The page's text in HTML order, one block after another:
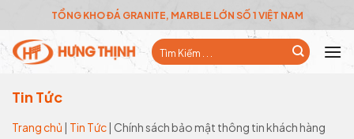
to
content
TỔNG KHO ĐÁ GRANITE, MARBLE LỚN SỐ 1 VIỆT NAM
Tìm
kiếm:
Tin Tức
Trang chủ | Tin Tức| Chính sách bảo mật thông tin khách hàng